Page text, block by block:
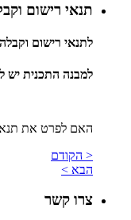
תנאי רישום
לתנאי רישום
למבנה התכנית יש
האם לפרט את
< הקודם
הבא >
צרו קשר